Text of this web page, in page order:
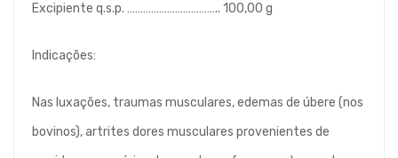
Excipiente q.s.p. …………………………….. 100,00 g
Indicações:
Nas luxações, traumas musculares, edemas de úbere (nos
bovinos), artrites dores musculares provenientes de